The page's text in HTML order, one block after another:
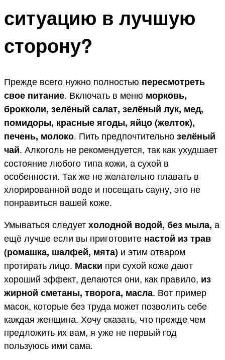
ситуацию в лучшую
сторону?
Прежде всего нужно полностью пересмотреть
свое питание. Включать в меню морковь,
брокколи, зелёный салат, зелёный лук, мед,
помидоры, красные ягоды, яйцо (желток),
печень, молоко. Пить предпочтительнозелёный
чай. Алкоголь не рекомендуется, так как ухудшает
состояние любого типа кожи, а сухой в
особенности. Так же не желательно плавать в
хлорированной воде и посещать сауну, это не
понравиться вашей коже.
Умываться следуетхолодной водой, без мыла, а
ещё лучше если вы приготовите настой из трав
(ромашка, шалфей, мята) и этим отваром
протирать лицо. Маски при сухой коже дают
хороший эффект, делаются они, как правило, из
жирной сметаны, творога, масла. Вот пример
масок, которые без труда может позволить себе
каждая женщина. Хочу сказать, что прежде чем
предложить их вам, я уже не первый год
пользуюсь ими сама.